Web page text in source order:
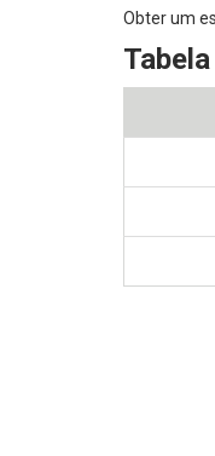
Obter um